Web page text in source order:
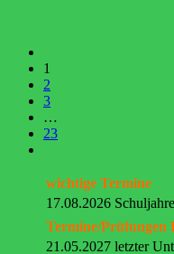
1
2
3
…
23
wichtige Termine
17.08.2026
Termine/Prüfungen
21.05.2027 letzter